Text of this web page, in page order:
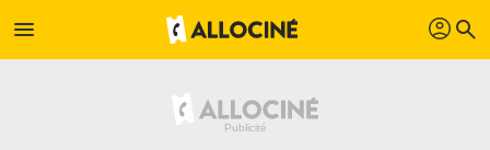
menu profil search